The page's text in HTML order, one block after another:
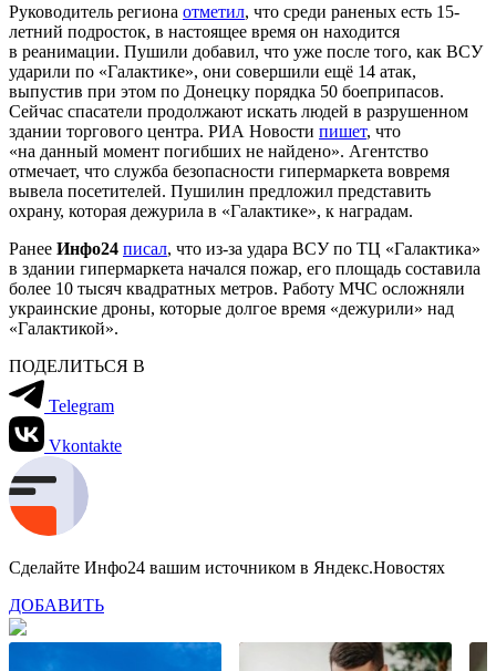
Руководитель региона отметил, что среди раненых есть 15-
летний подросток, в настоящее время он находится
в реанимации. Пушили добавил, что уже после того, как ВСУ
ударили по «Галактике», они совершили ещё 14 атак,
выпустив при этом по Донецку порядка 50 боеприпасов.
Сейчас спасатели продолжают искать людей в разрушенном
здании торгового центра. РИА Новости пишет, что
«на данный момент погибших не найдено». Агентство
отмечает, что служба безопасности гипермаркета вовремя
вывела посетителей. Пушилин предложил представить
охрану, которая дежурила в «Галактике», к наградам.
Ранее Инфо24 писал, что из-за удара ВСУ по ТЦ «Галактика»
в здании гипермаркета начался пожар, его площадь составила
более 10 тысяч квадратных метров. Работу МЧС осложняли
украинские дроны, которые долгое время «дежурили» над
«Галактикой».
ПОДЕЛИТЬСЯ В
Telegram
Vkontakte
Сделайте Инфо24 вашим источником в Яндекс.Новостях
ДОБАВИТЬ